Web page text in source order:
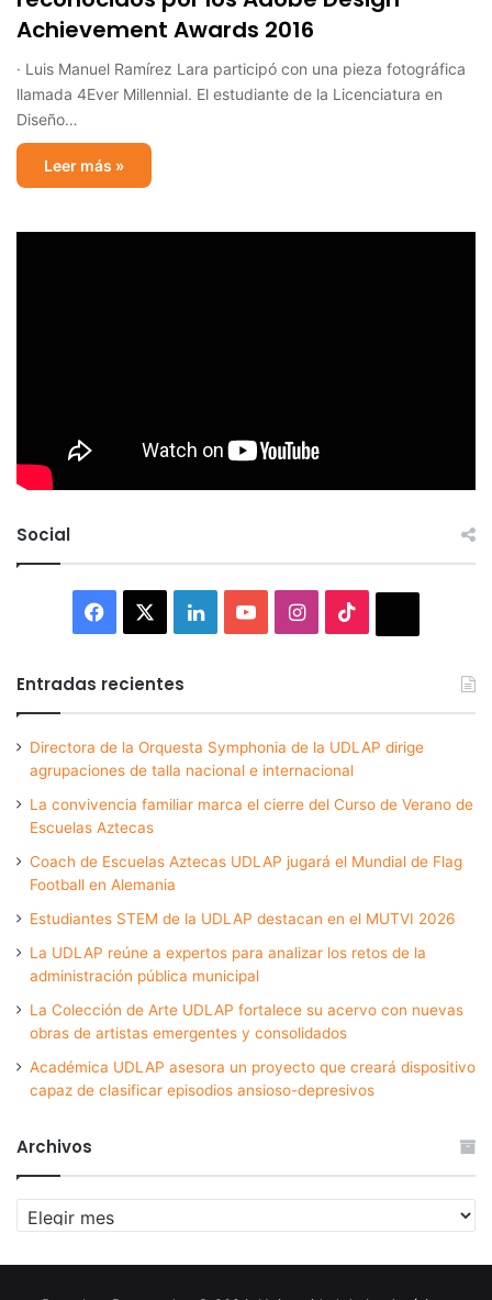
Achievement Awards 2016
· Luis Manuel Ramírez Lara participó con una pieza fotográfica
llamada 4Ever Millennial. El estudiante de la Licenciatura en
Diseño…
Leer más »
Social
Facebook LinkedInYouTubeInstagram
Entradas recientes
Directora de la Orquesta Symphonia de la UDLAP dirige
agrupaciones de talla nacional e internacional
La convivencia familiar marca el cierre del Curso de Verano de
Escuelas Aztecas
Coach de Escuelas Aztecas UDLAP jugará el Mundial de Flag
Football en Alemania
Estudiantes STEM de la UDLAP destacan en el MUTVI 2026
La UDLAP reúne a expertos para analizar los retos de la
administración pública municipal
La Colección de Arte UDLAP fortalece su acervo con nuevas
obras de artistas emergentes y consolidados
Académica UDLAP asesora un proyecto que creará dispositivo
capaz de clasificar episodios ansioso-depresivos
Archivos
Archivos